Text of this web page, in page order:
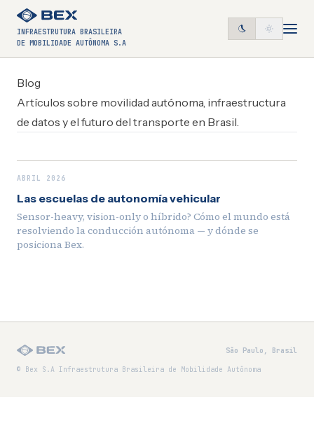
INFRAESTRUTURA BRASILEIRA
DE MOBILIDADE AUTÔNOMA S.A
Blog
Artículos sobre movilidad autónoma, infraestructura
de datos y el futuro del transporte en Brasil.
ABRIL 2026
Las escuelas de autonomía vehicular
Sensor-heavy, vision-only o híbrido? Cómo el mundo está
resolviendo la conducción autónoma — y dónde se
posiciona Bex.
São Paulo, Brasil
© Bex S.A Infraestrutura Brasileira de Mobilidade Autônoma